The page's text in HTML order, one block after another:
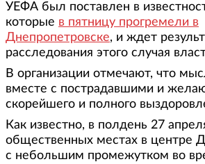
УЕФА был поставлен в
которые в пятницу прогремели в
Днепропетровске, и ждет
расследования этого случая
В организации отмечают, что
вместе с пострадавшими и
скорейшего и полного
Как известно, в полдень 27
общественных местах в центре
с небольшим промежутком во